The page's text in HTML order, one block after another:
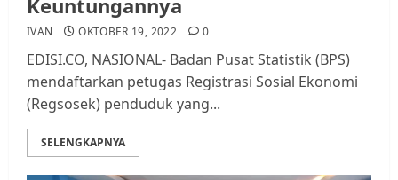
IVAN OKTOBER 19, 2022 0
EDISI.CO, NASIONAL- Badan Pusat Statistik (BPS)
mendaftarkan petugas Registrasi Sosial Ekonomi
(Regsosek) penduduk yang...
SELENGKAPNYA